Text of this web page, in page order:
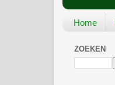
Home
ZOEKEN